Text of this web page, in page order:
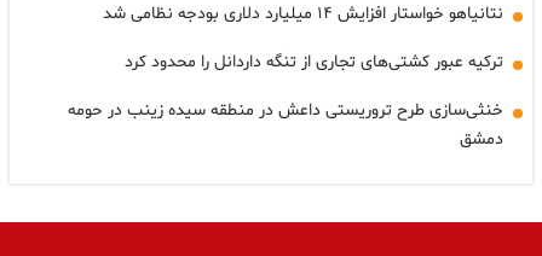
نتانیاهو خواستار افزایش ۱۴ میلیارد دلاری بودجه نظامی شد
ترکیه عبور کشتی‌های تجاری از تنگه داردانل را محدود کرد
خنثی‌سازی طرح تروریستی داعش در منطقه سیده زینب در حومه
دمشق